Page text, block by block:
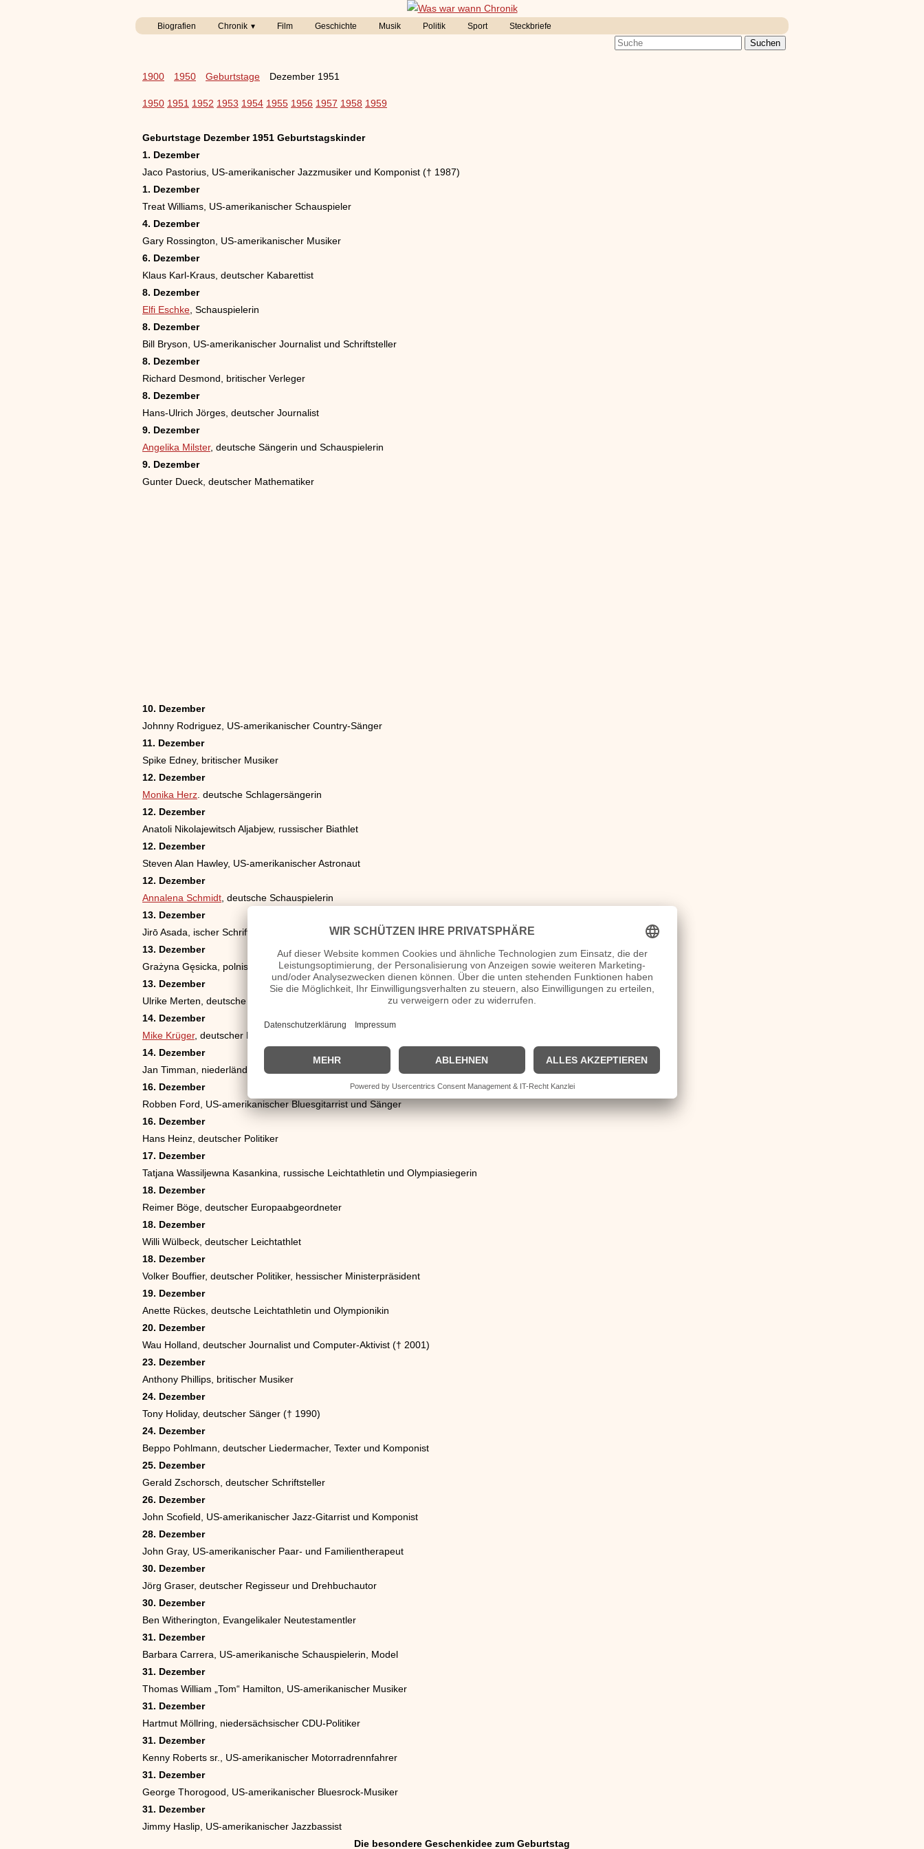
Biografien Chronik Film Geschichte Musik Politik Sport Steckbriefe
1900 1950 Geburtstage Dezember 1951
1950 1951 1952 1953 1954 1955 1956 1957 1958 1959
Geburtstage Dezember 1951 Geburtstagskinder
1. Dezember
Jaco Pastorius, US-amerikanischer Jazzmusiker und Komponist († 1987)
1. Dezember
Treat Williams, US-amerikanischer Schauspieler
4. Dezember
Gary Rossington, US-amerikanischer Musiker
6. Dezember
Klaus Karl-Kraus, deutscher Kabarettist
8. Dezember
Elfi Eschke , Schauspielerin
8. Dezember
Bill Bryson, US-amerikanischer Journalist und Schriftsteller
8. Dezember
Richard Desmond, britischer Verleger
8. Dezember
Hans-Ulrich Jörges, deutscher Journalist
9. Dezember
Angelika Milster, deutsche Sängerin und Schauspielerin
9. Dezember
Gunter Dueck, deutscher Mathematiker
10. Dezember
Johnny Rodriguez, US-amerikanischer Country-Sänger
11. Dezember
Spike Edney, britischer Musiker
12. Dezember
Monika Herz . deutsche Schlagersängerin
12. Dezember
Anatoli Nikolajewitsch Aljabjew, russischer Biathlet
12. Dezember
Steven Alan Hawley, US-amerikanischer Astronaut
12. Dezember
Annalena Schmidt , deutsche Schauspielerin
13. Dezember
Jirō Asada, ischer Schriftsteller
13. Dezember
Grażyna Gęsicka, polnische Politikerin († 2010)
13. Dezember
Ulrike Merten, deutsche Politikerin
14. Dezember
Mike Krüger, deutscher Kabarettist und Sänger
14. Dezember
Jan Timman, niederländischer Schachspieler
16. Dezember
Robben Ford, US-amerikanischer Bluesgitarrist und Sänger
16. Dezember
Hans Heinz, deutscher Politiker
17. Dezember
Tatjana Wassiljewna Kasankina, russische Leichtathletin und Olympiasiegerin
18. Dezember
Reimer Böge, deutscher Europaabgeordneter
18. Dezember
Willi Wülbeck, deutscher Leichtathlet
18. Dezember
Volker Bouffier, deutscher Politiker, hessischer Ministerpräsident
19. Dezember
Anette Rückes, deutsche Leichtathletin und Olympionikin
20. Dezember
Wau Holland, deutscher Journalist und Computer-Aktivist († 2001)
23. Dezember
Anthony Phillips, britischer Musiker
24. Dezember
Tony Holiday, deutscher Sänger († 1990)
24. Dezember
Beppo Pohlmann, deutscher Liedermacher, Texter und Komponist
25. Dezember
Gerald Zschorsch, deutscher Schriftsteller
26. Dezember
John Scofield, US-amerikanischer Jazz-Gitarrist und Komponist
28. Dezember
John Gray, US-amerikanischer Paar- und Familientherapeut
30. Dezember
Jörg Graser, deutscher Regisseur und Drehbuchautor
30. Dezember
Ben Witherington, Evangelikaler Neutestamentler
31. Dezember
Barbara Carrera, US-amerikanische Schauspielerin, Model
31. Dezember
Thomas William „Tom“ Hamilton, US-amerikanischer Musiker
31. Dezember
Hartmut Möllring, niedersächsischer CDU-Politiker
31. Dezember
Kenny Roberts sr., US-amerikanischer Motorradrennfahrer
31. Dezember
George Thorogood, US-amerikanischer Bluesrock-Musiker
31. Dezember
Jimmy Haslip, US-amerikanischer Jazzbassist
Die besondere Geschenkidee zum Geburtstag